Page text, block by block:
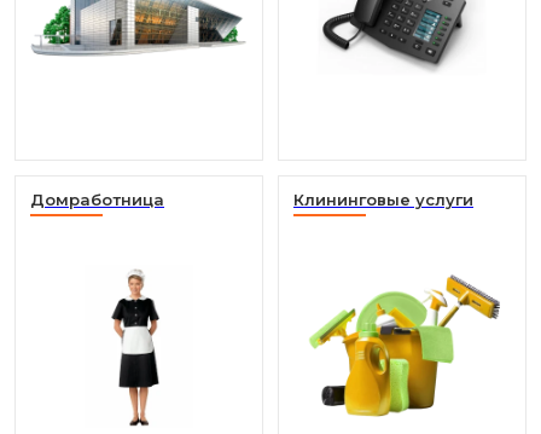
Домработница Клининговые услуги